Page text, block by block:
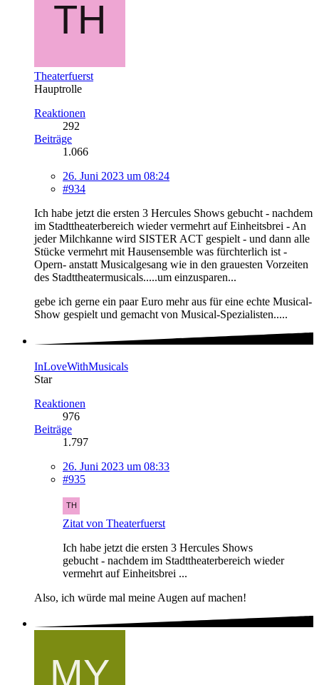
Theaterfuerst
Hauptrolle
Reaktionen
292
Beiträge
1.066
26. Juni 2023 um 08:24
#934
Ich habe jetzt die ersten 3 Hercules Shows gebucht - nachdem
im Stadttheaterbereich wieder vermehrt auf Einheitsbrei - An
jeder Milchkanne wird SISTER ACT gespielt - und dann alle
Stücke vermehrt mit Hausensemble was fürchterlich ist -
Opern- anstatt Musicalgesang wie in den grauesten Vorzeiten
des Stadttheatermusicals.....um einzusparen...
gebe ich gerne ein paar Euro mehr aus für eine echte Musical-
Show gespielt und gemacht von Musical-Spezialisten.....
InLoveWithMusicals
Star
Reaktionen
976
Beiträge
1.797
26. Juni 2023 um 08:33
#935
Zitat von Theaterfuerst
Ich habe jetzt die ersten 3 Hercules Shows
gebucht - nachdem im Stadttheaterbereich wieder
vermehrt auf Einheitsbrei ...
Also, ich würde mal meine Augen auf machen!